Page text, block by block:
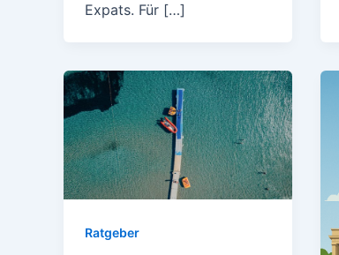
Expats. Für […]
Ratgeber